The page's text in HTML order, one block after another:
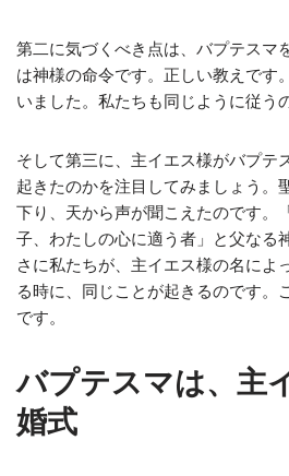
第二に気づくべき点は、バプテスマ
は神様の命令です。正しい教えです
いました。私たちも同じように従う
そして第三に、主イエス様がバプテ
起きたのかを注目してみましょう。
下り、天から声が聞こえたのです。
子、わたしの心に適う者」と父なる
さに私たちが、主イエス様の名によ
る時に、同じことが起きるのです。
です。
バプテスマは、主
婚式